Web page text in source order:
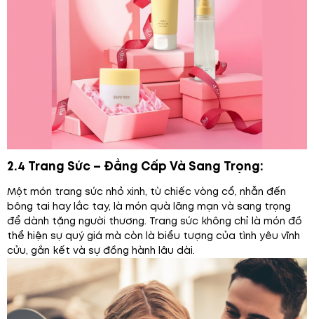
2.4 Trang Sức – Đẳng Cấp Và Sang Trọng:
Một món trang sức nhỏ xinh, từ chiếc vòng cổ, nhẫn đến
bông tai hay lắc tay, là món quà lãng mạn và sang trọng
để dành tặng người thương. Trang sức không chỉ là món đồ
thể hiện sự quý giá mà còn là biểu tượng của tình yêu vĩnh
cửu, gắn kết và sự đồng hành lâu dài.